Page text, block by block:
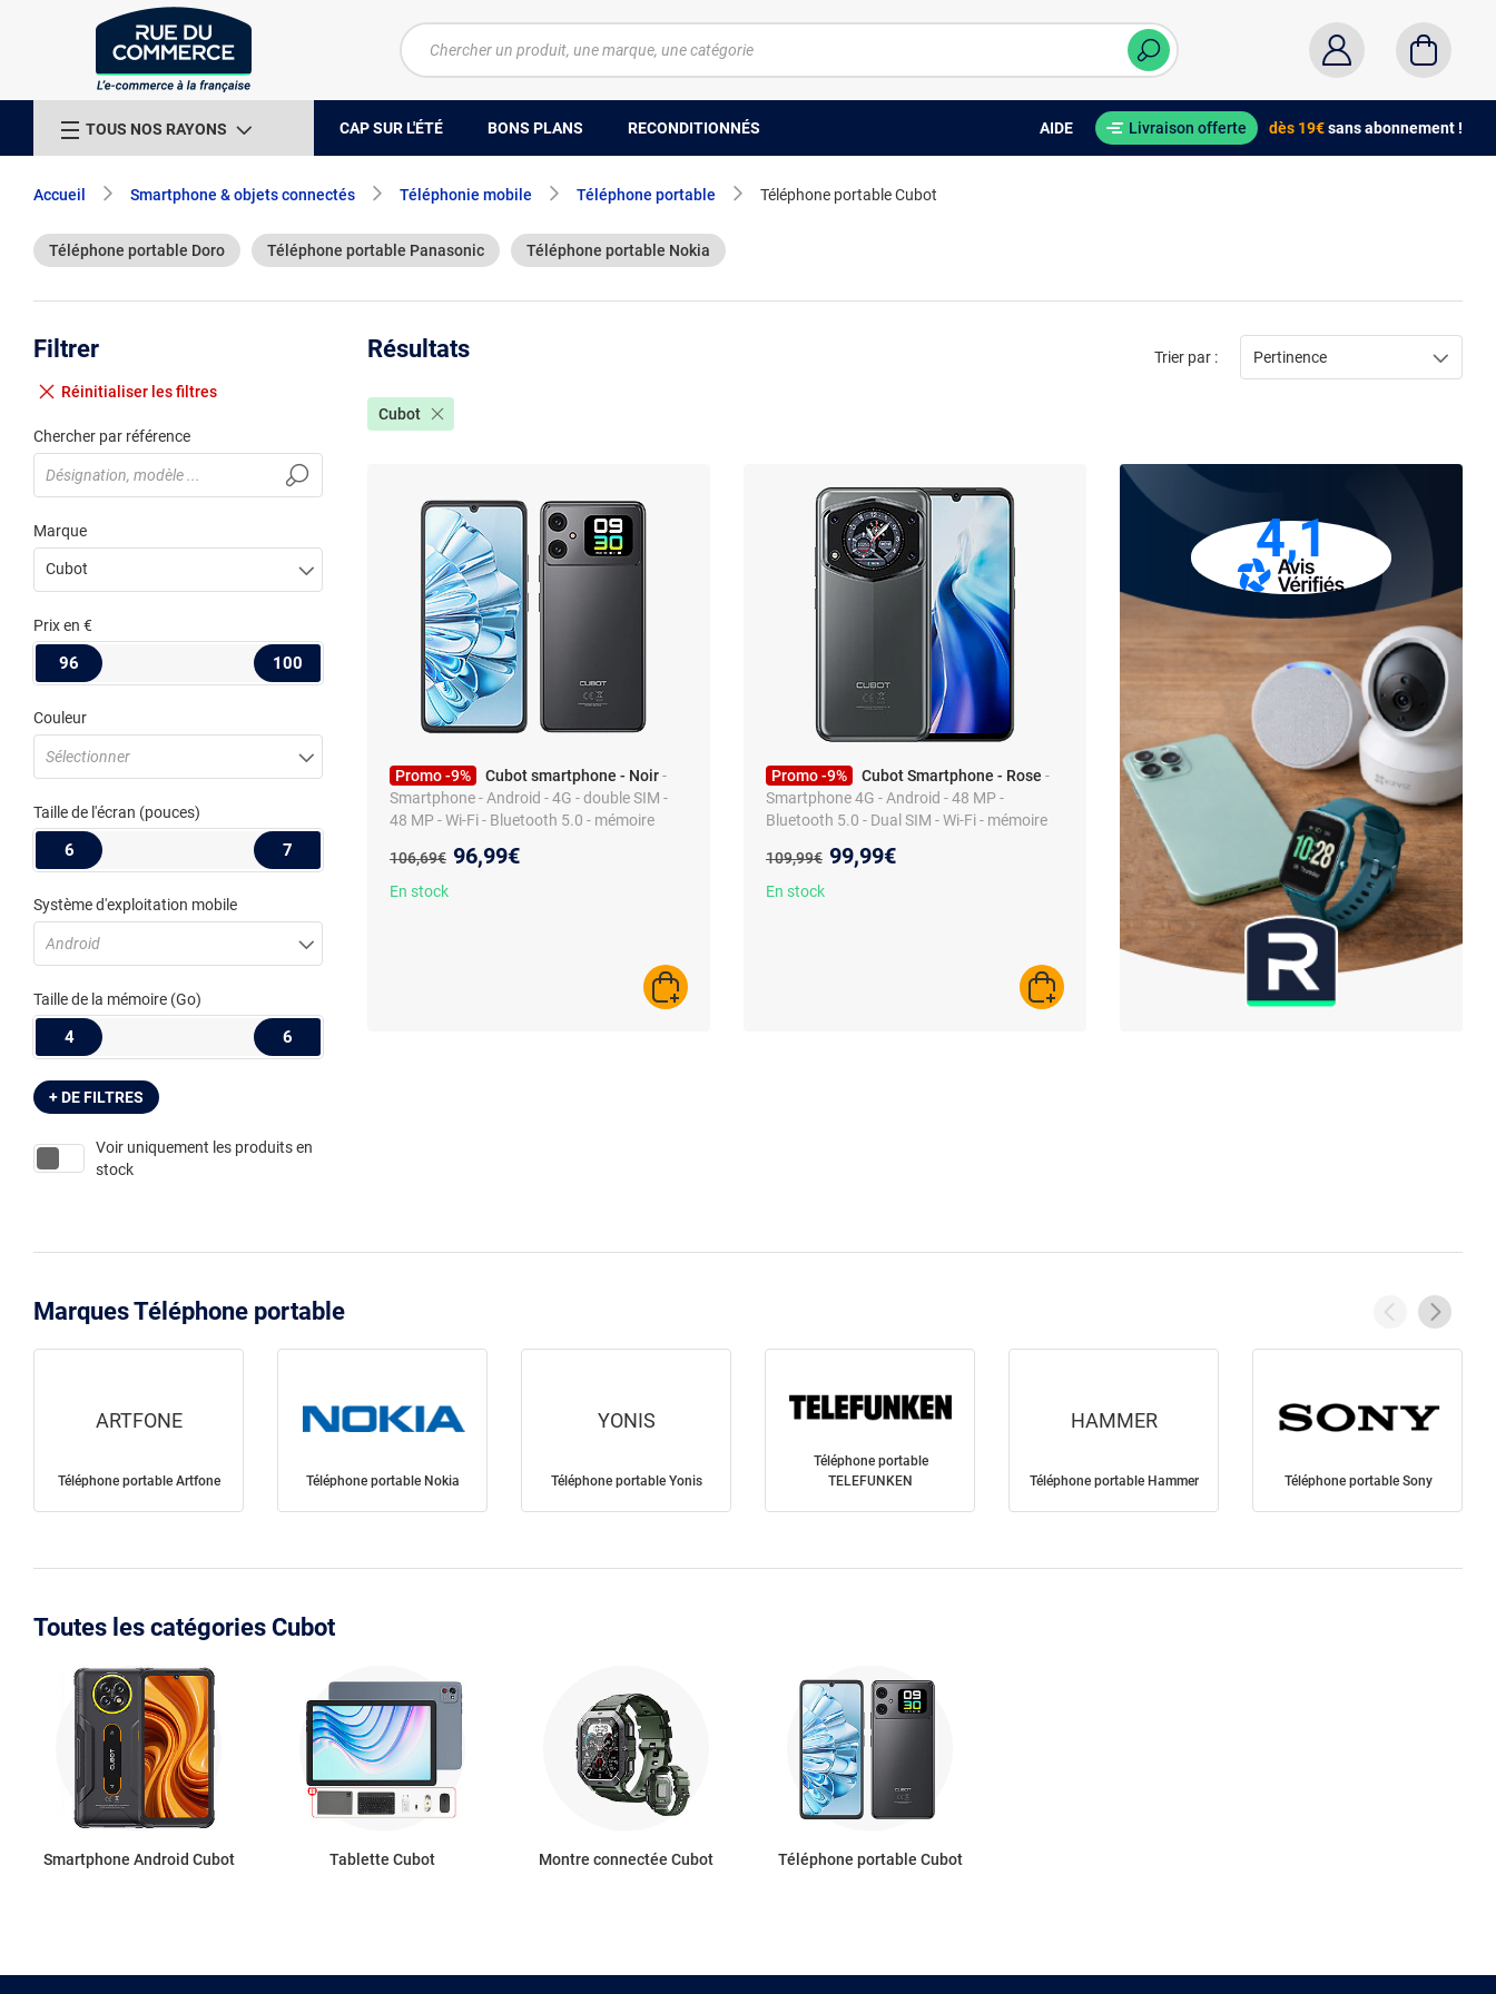
TOUS NOS RAYONS CAP SUR L'ÉTÉ BONS PLANS RECONDITIONNÉS AIDE Livraison offerte dès 19€sans abonnement !
Accueil Smartphone & objets connectés Téléphonie mobile Téléphone portable Téléphone portable Cubot
Téléphone portable Doro Téléphone portable Panasonic Téléphone portable Nokia
Filtrer
Réinitialiser les filtres
Chercher par référence
Marque
Cubot
Prixen €
96 100
Couleur
Sélectionner
Taille de l'écran (pouces)
6 7
Système d'exploitation mobile
Android
Taille de la mémoire (Go)
4 6
+ DE FILTRES
Voir uniquement les produits en
stock
Résultats
Cubot
Trier par : Pertinence
Promo -9% Cubot smartphone - Noir-
Smartphone - Android - 4G - double SIM -
48 MP - Wi-Fi - Bluetooth 5.0 - mémoire
Ancien prix :
106,69€ Nouveau prix :
96,99€
En stock
AJOUTER AU PANIER
Promo -9% Cubot Smartphone - Rose -
Smartphone 4G - Android - 48 MP -
Bluetooth 5.0 - Dual SIM - Wi-Fi - mémoire
Ancien prix :
109,99€ Nouveau prix :
99,99€
En stock
AJOUTER AU PANIER
4,1
Marques Téléphone portable
ARTFONE
Téléphone portable Artfone Téléphone portable Nokia
YONIS
Téléphone portable Yonis
Téléphone portable
TELEFUNKEN
HAMMER
Téléphone portable Hammer Téléphone portable Sony
Toutes les catégories Cubot
Smartphone Android Cubot Tablette Cubot Montre connectée Cubot Téléphone portable Cubot